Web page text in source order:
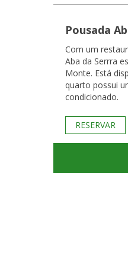
Pousada
Com um
Aba da Serrra
Monte. Está
quarto possui
condicionado.
RESERVAR